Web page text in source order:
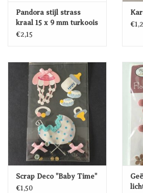
Pandora stijl strass
kraal 15 x 9 mm turkoois
€2,15
Scrap Deco "Baby Time"
€1,50